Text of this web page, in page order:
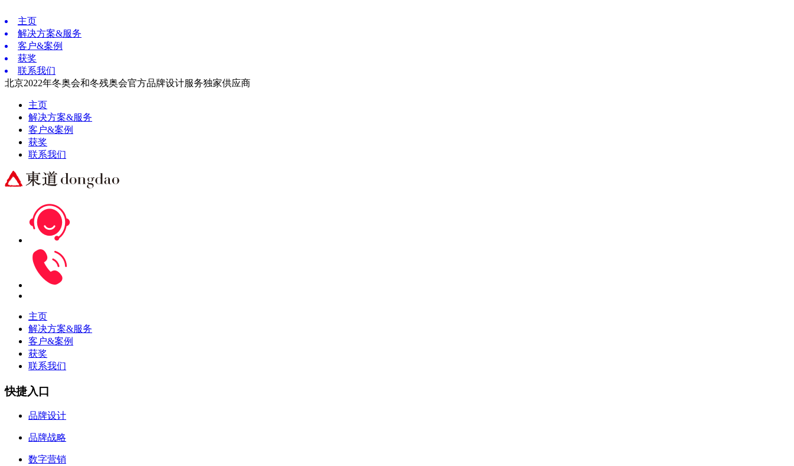
主页
解决方案&服务
客户&案例
获奖
联系我们
北京2022年冬奥会和冬残奥会官方品牌设计服务独家供应商
主页
解决方案&服务
客户&案例
获奖
联系我们
主页
解决方案&服务
客户&案例
获奖
联系我们
快捷入口
品牌设计
品牌战略
数字营销